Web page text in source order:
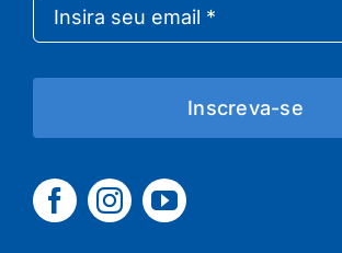
Inscreva-se